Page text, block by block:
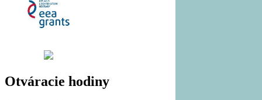
Otváracie hodiny